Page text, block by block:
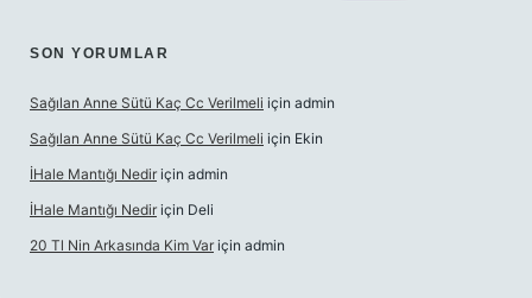
SON YORUMLAR
Sağılan Anne Sütü Kaç Cc Verilmeli için admin
Sağılan Anne Sütü Kaç Cc Verilmeli için Ekin
İHale Mantığı Nedir için admin
İHale Mantığı Nedir için Deli
20 Tl Nin Arkasında Kim Var için admin